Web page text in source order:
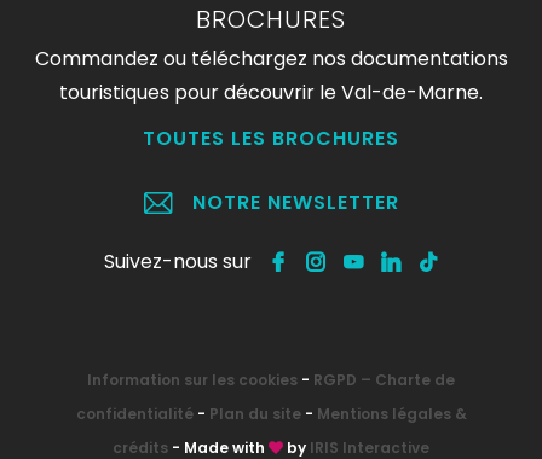
BROCHURES
Commandez ou téléchargez nos documentations
touristiques pour découvrir le Val-de-Marne.
TOUTES LES BROCHURES
NOTRE NEWSLETTER
Suivez-nous sur
Information sur les cookies - RGPD – Charte de
confidentialité- Plan du site- Mentions légales &
crédits - Made with by IRIS Interactive